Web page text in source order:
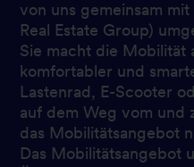
von uns gemeinsam
Real Estate Group)
Sie macht die Mobilität
komfortabler und
Lastenrad, E-Scooter
auf dem Weg vom und
das Mobilitätsangebot
Das Mobilitätsangebot